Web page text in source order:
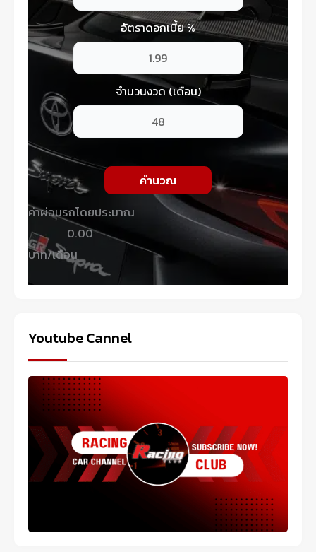
อัตราดอกเบี้ย %
จำนวนงวด (เดือน)
คำนวณ
ค่าผ่อนรถโดยประมาณ
0.00
บาท/เดือน
Youtube Cannel